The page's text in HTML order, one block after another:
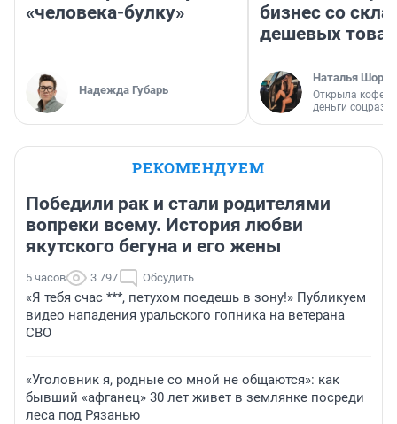
«человека-булку»
Надежда Губарь
бизнес со
дешевых
Наталья
Открыла
деньги
РЕКОМЕНДУЕМ
Победили рак и стали родителями
вопреки всему. История любви
якутского бегуна и его жены
5 часов 3 797 Обсудить
«Я тебя счас ***, петухом поедешь в зону!» Публикуем
видео нападения уральского гопника на ветерана
СВО
«Уголовник я, родные со мной не общаются»: как
бывший «афганец» 30 лет живет в землянке посреди
леса под Рязанью